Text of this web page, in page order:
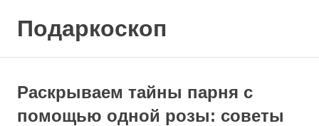
Подаркоскоп
подарить
Раскрываем тайны парня с
помощью одной розы: советы